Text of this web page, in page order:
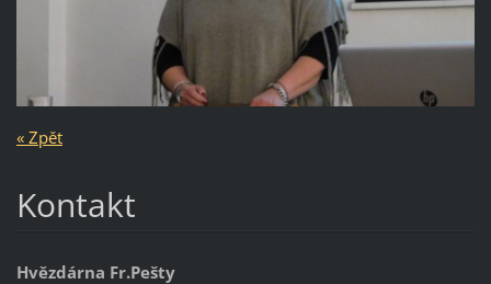
« Zpět
Kontakt
Hvězdárna Fr.Pešty